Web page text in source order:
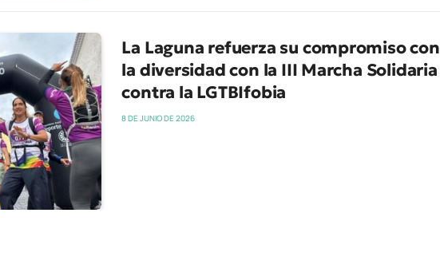
La Laguna refuerza su compromiso con
la diversidad con la III Marcha Solidaria
contra la LGTBIfobia
8 DE JUNIO DE 2026